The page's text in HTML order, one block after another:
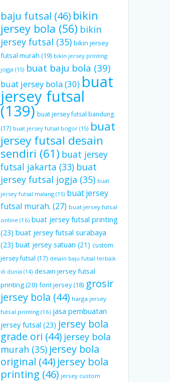
baju futsal (46) bikin
jersey bola (56) bikin
jersey futsal (35) bikin jersey
futsal murah (19) bikin jersey printing
jogja (15) buat baju bola (39)
buat jersey bola(30) buat
jersey futsal
(139) buat jersey futsal bandung.
(17) buat jersey futsal bogor (15) buat
jersey futsal desain
sendiri (61) buat jersey
futsal jakarta (33) buat
jersey futsal jogja (35) buat
jersey futsal malang (15) buat jersey
futsal murah. (27) buat jersey futsal
online (16) buat jersey futsal printing
(23) buat jersey futsal surabaya
(23) buat jersey satuan (21) custom
jersey futsal (17) desain baju futsal terbaik
di dunia (14) desain jersey futsal
printing(20) font jersey(18) grosir
jersey bola (44) harga jersey
futsal printing (16) jasa pembuatan
jersey futsal (23) jersey bola
grade ori (44) jersey bola
murah (35) jersey bola
original (44) jersey bola
printing (46) jersey custom